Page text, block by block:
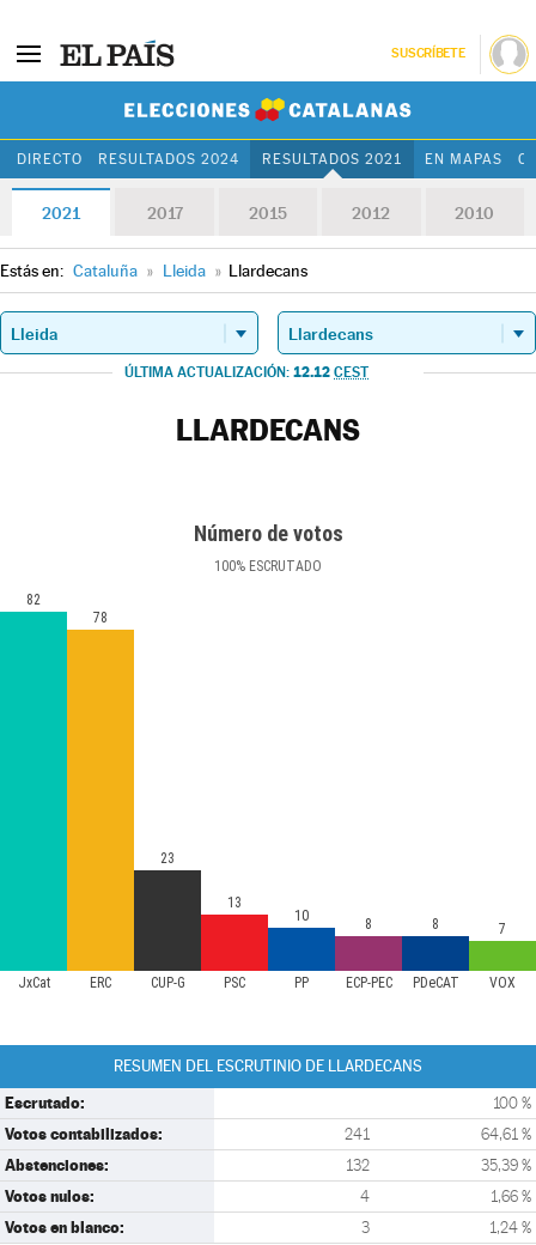
SUSCRÍBETE
DIRECTO RESULTADOS 2024 RESULTADOS 2021 EN MAPAS
2021 2017 2015 2012 2010
Estás en: Cataluña » Lleida » Llardecans
ÚLTIMA ACTUALIZACIÓN: 12.12 CEST
LLARDECANS
Número de votos
100% ESCRUTADO
JxCat ERC CUP-G PSC PP ECP-PEC PDeCAT VOX
82
78
23
13
10 8 8 7
RESUMEN DEL ESCRUTINIO DE LLARDECANS
Escrutado: 100 %
Votos contabilizados: 241 64,61 %
Abstenciones: 132 35,39 %
Votos nulos: 4 1,66 %
Votos en blanco: 3 1,24 %